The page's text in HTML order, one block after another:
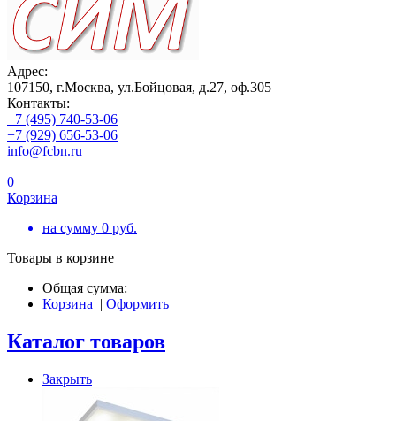
Адрес:
107150, г.Москва, ул.Бойцовая, д.27, оф.305
Контакты:
+7 (495) 740-53-06
+7 (929) 656-53-06
info@fcbn.ru
0
Корзина
на сумму 0 руб.
Товары в корзине
Общая сумма:
Корзина | Оформить
Каталог товаров
Закрыть